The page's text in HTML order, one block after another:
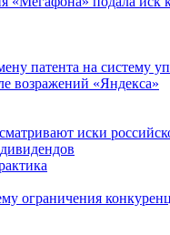
патента на систему
возражений «Яндекса»
иски
ограничения